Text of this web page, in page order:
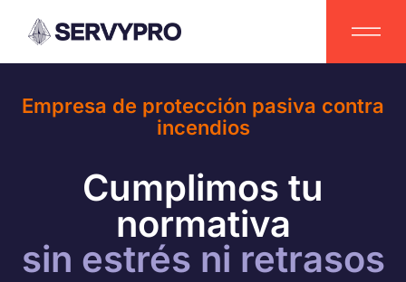
Empresa de protección pasiva contra
incendios
Cumplimos tu
normativa
sin estrés ni retrasos